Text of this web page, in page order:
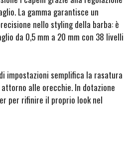
La gamma garantisce un
nello styling della barba: è
da 0,5 mm a 20 mm con 38 livelli
impostazioni semplifica la rasatura
alle orecchie. In dotazione
per rifinire il proprio look nel